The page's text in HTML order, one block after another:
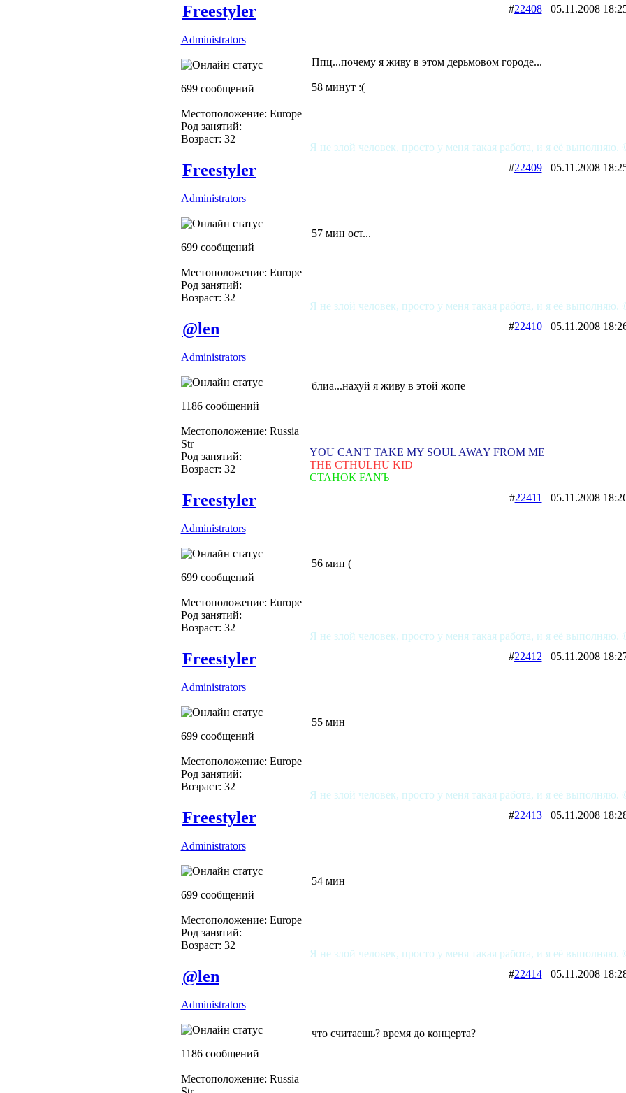
Freestyler
Administrators
699 сообщений
Местоположение: Europe
Род занятий:
Возраст: 32
#2240805.11.2008
Ппц...почему я живу в этом дерьмовом городе...
58 минут :(
Я не злой человек, просто у меня такая работа, и я её выполняю.
Freestyler
Administrators
699 сообщений
Местоположение: Europe
Род занятий:
Возраст: 32
#2240905.11.2008
57 мин ост...
Я не злой человек, просто у меня такая работа, и я её выполняю.
@len
Administrators
1186 сообщений
Местоположение: Russia
Str
Род занятий:
Возраст: 32
#2241005.11.2008
блиа...нахуй я живу в этой жопе
YOU CAN'T TAKE MY SOUL AWAY FROM ME
THE CTHULHU KID
СТАНОК FANЪ
Freestyler
Administrators
699 сообщений
Местоположение: Europe
Род занятий:
Возраст: 32
#22411 05.11.2008
56 мин (
Я не злой человек, просто у меня такая работа, и я её выполняю.
Freestyler
Administrators
699 сообщений
Местоположение: Europe
Род занятий:
Возраст: 32
#22412 05.11.2008
55 мин
Я не злой человек, просто у меня такая работа, и я её выполняю.
Freestyler
Administrators
699 сообщений
Местоположение: Europe
Род занятий:
Возраст: 32
#2241305.11.2008
54 мин
Я не злой человек, просто у меня такая работа, и я её выполняю.
@len
Administrators
1186 сообщений
Местоположение: Russia
#2241405.11.2008
что считаешь? время до концерта?